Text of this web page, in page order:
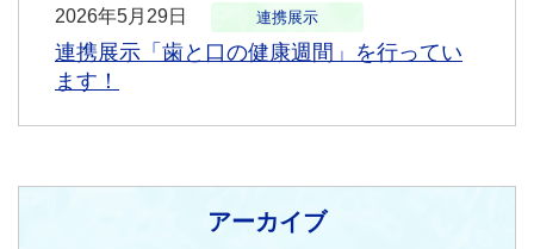
2026年5月29日 連携展示
連携展示「歯と口の健康週間」を行ってい
ます！
アーカイブ